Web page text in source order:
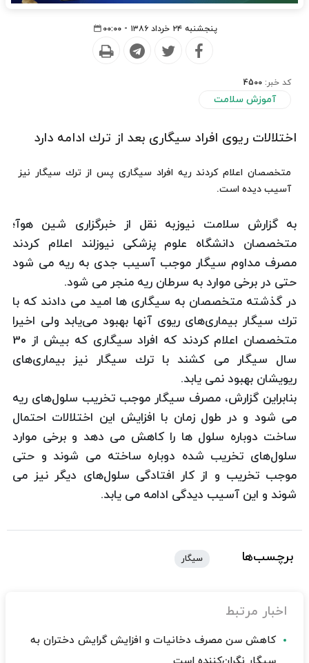
پنجشنبه ۲۴ خرداد ۱۳۸۶ - ۰۰:۰۰
کد خبر: 4500
آموزش سلامت
اختلالات ریوی افراد سیگاری بعد از ترك ادامه دارد
متخصصان اعلام كردند ریه افراد سیگاری پس از ترك سیگار نیز
آسیب دیده است.
به گزارش سلامت نیوزبه نقل از خبرگزاری شین هوآ؛
متخصصان دانشگاه علوم پزشكی نیوزلند اعلام كردند
مصرف مداوم سیگار موجب آسیب جدی به ریه می شود
حتی در برخی موارد به سرطان ریه منجر می شود.
در گذشته متخصصان به سیگاری ها امید می دادند كه با
ترك سیگار بیماری‌های ریوی آنها بهبود می‌یابد ولی اخیرا
متخصصان اعلام كردند كه افراد سیگاری كه بیش از 30
سال سیگار می كشند با ترك سیگار نیز بیماری‌های
ریویشان بهبود نمی یابد.
بنابراین گزارش، مصرف سیگار موجب تخریب سلول‌های ریه
می شود و در طول زمان با افزایش این اختلالات احتمال
ساخت دوباره سلول ها را كاهش می دهد و برخی موارد
سلول‌های تخریب شده دوباره ساخته می شوند و حتی
موجب تخریب و از كار افتادگی سلول‌های دیگر نیز می
شوند و این آسیب دیدگی ادامه می یابد.
برچسب‌ها سیگار
اخبار مرتبط
کاهش سن مصرف دخانیات و افزایش گرایش دختران به